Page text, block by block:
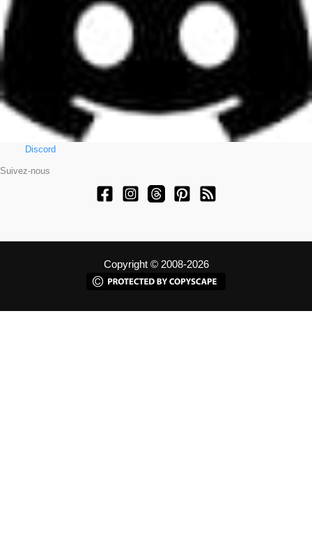
Discord
Suivez-nous
Copyright © 2008-2026